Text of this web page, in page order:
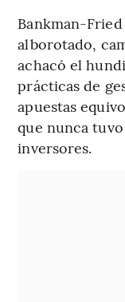
Bankman-
alborotado,
achacó el
prácticas de
apuestas
que nunca
inversores.